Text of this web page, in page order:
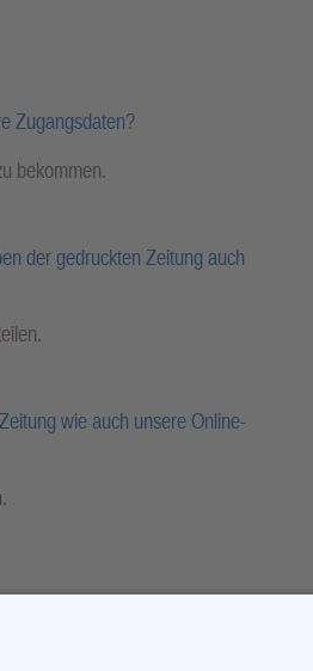
Zugangsdaten?
bekommen.
der gedruckten Zeitung auch
wie auch unsere Online-